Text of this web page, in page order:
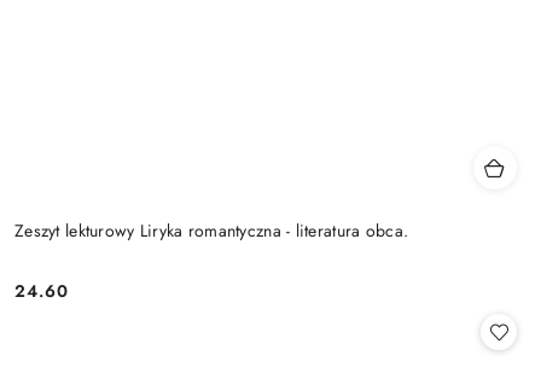
Zeszyt lekturowy Liryka romantyczna - literatura obca.
Cena:
24.60